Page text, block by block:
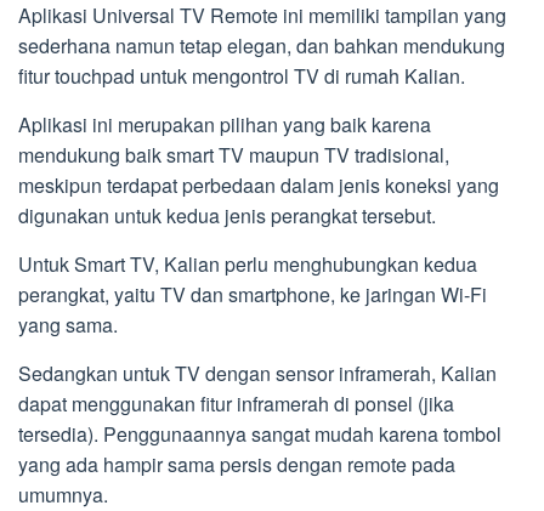
Aplikasi Universal TV Remote ini memiliki tampilan yang
sederhana namun tetap elegan, dan bahkan mendukung
fitur touchpad untuk mengontrol TV di rumah Kalian.
Aplikasi ini merupakan pilihan yang baik karena
mendukung baik smart TV maupun TV tradisional,
meskipun terdapat perbedaan dalam jenis koneksi yang
digunakan untuk kedua jenis perangkat tersebut.
Untuk Smart TV, Kalian perlu menghubungkan kedua
perangkat, yaitu TV dan smartphone, ke jaringan Wi-Fi
yang sama.
Sedangkan untuk TV dengan sensor inframerah, Kalian
dapat menggunakan fitur inframerah di ponsel (jika
tersedia). Penggunaannya sangat mudah karena tombol
yang ada hampir sama persis dengan remote pada
umumnya.